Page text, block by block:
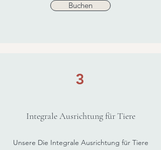
Buchen
3
Integrale Ausrichtung für Tiere
Unsere Die Integrale Ausrichtung für Tiere